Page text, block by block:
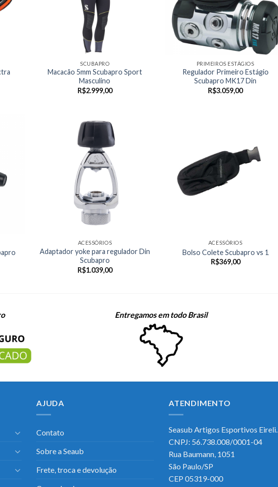
SCUBAPRO
Macacão 5mm Scubapro Sport
Masculino
R$2.999,00
PRIMEIROS ESTÁGIOS
Regulador Primeiro Estágio
Scubapro MK17 Din
R$3.059,00
ACESSÓRIOS
Adaptador yoke para regulador Din
Scubapro
R$1.039,00
ACESSÓRIOS
Bolso Colete Scubapro vs 1
R$369,00
Entregamos em todo Brasil
AJUDA
Contato
Sobre a Seaub
Frete, troca e devolução
ATENDIMENTO
Seasub Artigos Esportivos Eireli.
CNPJ: 56.738.008/0001-04
Rua Baumann, 1051
São Paulo/SP
CEP 05319-000